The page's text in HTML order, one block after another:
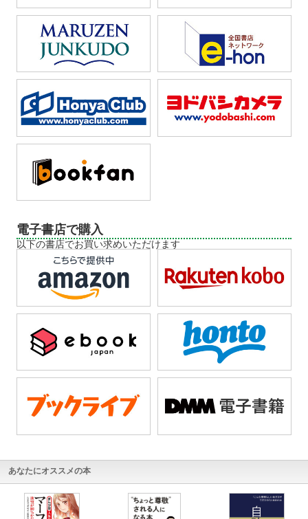
電子書店で購入
以下の書店でお買い求めいただけます
あなたにオススメの本